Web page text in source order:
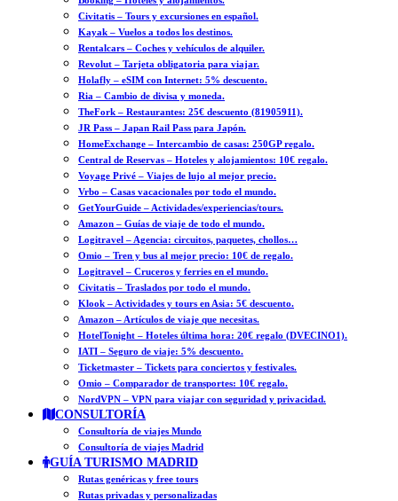
Civitatis – Tours y excursiones en español.
Kayak – Vuelos a todos los destinos.
Rentalcars – Coches y vehículos de alquiler.
Revolut – Tarjeta obligatoria para viajar.
Holafly – eSIM con Internet: 5% descuento.
Ria – Cambio de divisa y moneda.
TheFork – Restaurantes: 25€ descuento (81905911).
JR Pass – Japan Rail Pass para Japón.
HomeExchange – Intercambio de casas: 250GP regalo.
Central de Reservas – Hoteles y alojamientos: 10€ regalo.
Voyage Privé – Viajes de lujo al mejor precio.
Vrbo – Casas vacacionales por todo el mundo.
GetYourGuide – Actividades/experiencias/tours.
Amazon – Guías de viaje de todo el mundo.
Logitravel – Agencia: circuitos, paquetes, chollos…
Omio – Tren y bus al mejor precio: 10€ de regalo.
Logitravel – Cruceros y ferries en el mundo.
Civitatis – Traslados por todo el mundo.
Klook – Actividades y tours en Asia: 5€ descuento.
Amazon – Artículos de viaje que necesitas.
HotelTonight – Hoteles última hora: 20€ regalo (DVECINO1).
IATI – Seguro de viaje: 5% descuento.
Ticketmaster – Tickets para conciertos y festivales.
Omio – Comparador de transportes: 10€ regalo.
NordVPN – VPN para viajar con seguridad y privacidad.
CONSULTORÍA
Consultoría de viajes Mundo
Consultoría de viajes Madrid
GUÍA TURISMO MADRID
Rutas genéricas y free tours
Rutas privadas y personalizadas